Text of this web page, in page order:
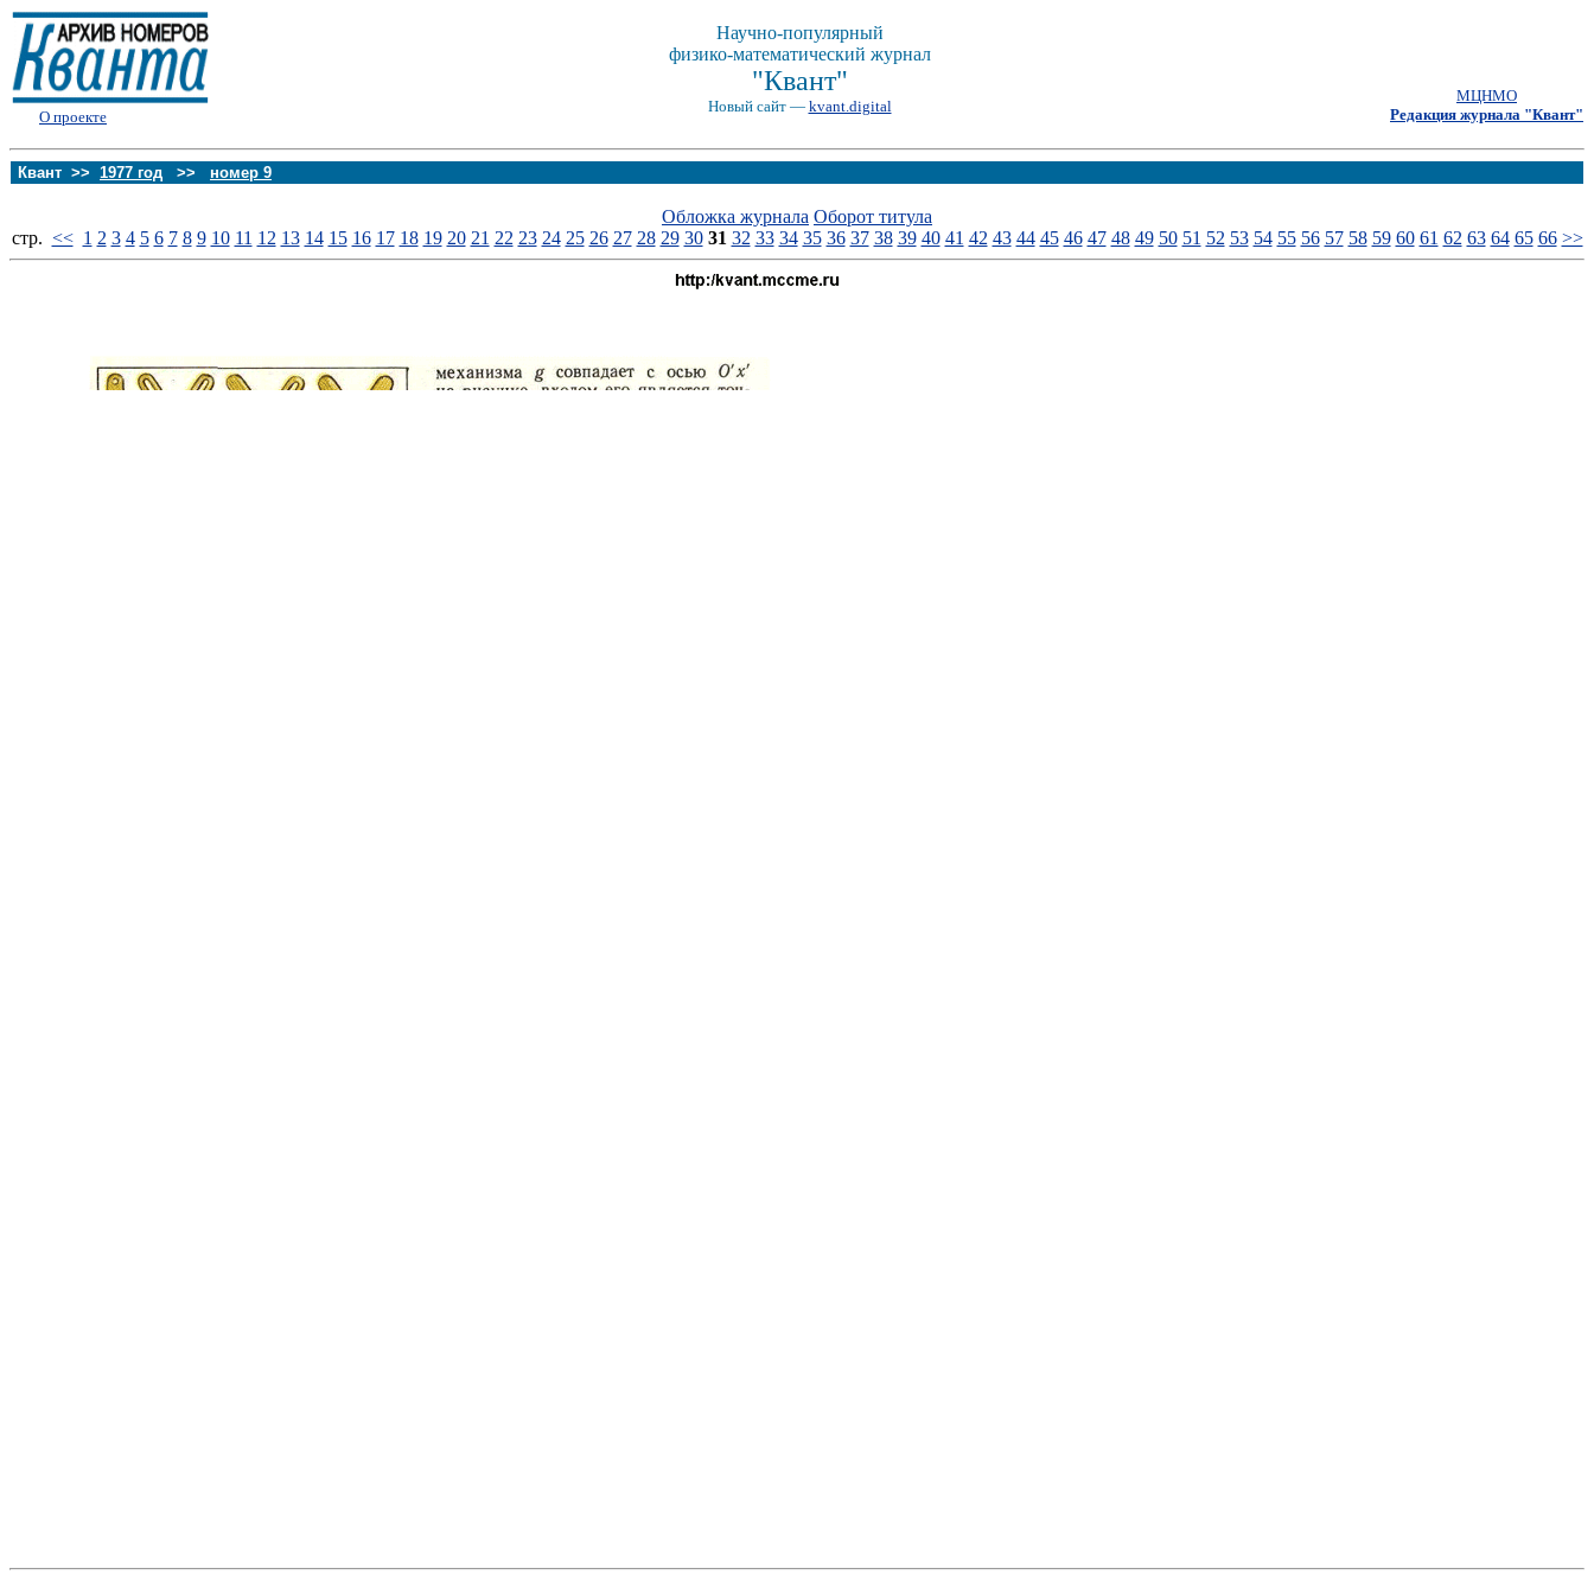
О проекте
Научно-популярный
физико-математический журнал
"Квант"
Новый сайт — kvant.digital
МЦНМО
Редакция журнала "Квант"
Квант >> 1977 год >> номер 9
Обложка журнала Оборот титула
стp. << 1 2 3 4 5 6 7 8 9 10 11 12 13 14 15 16 17 18 19 20 21 22 23 24 25 26 27 28 29 30 31 32 33 34 35 36 37 38 39 40 41 42 43 44 45 46 47 48 49 50 51 52 53 54 55 56 57 58 59 60 61 62 63 64 65 66 >>